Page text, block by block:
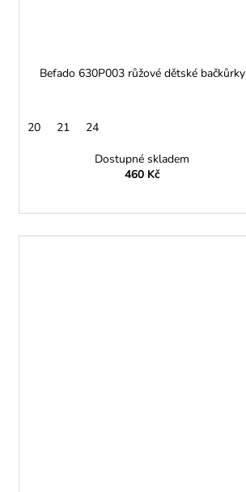
Befado 630P003 růžové dětské bačkůrky
20 21 24
Dostupné skladem
460 Kč